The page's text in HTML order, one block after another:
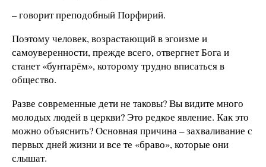
– говорит преподобный Порфирий.
Поэтому человек, возрастающий в эгоизме и
самоуверенности, прежде всего, отвергнет Бога и
станет «бунтарём», которому трудно вписаться в
общество.
Разве современные дети не таковы? Вы видите много
молодых людей в церкви? Это редкое явление. Как это
можно объяснить? Основная причина – захваливание с
первых дней жизни и все те «браво», которые они
слышат.